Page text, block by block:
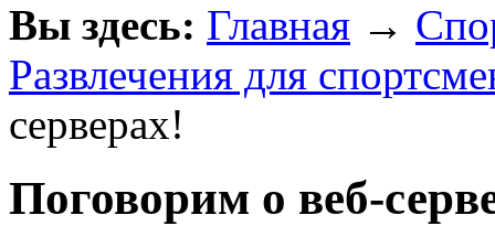
Вы здесь: Главная →
Развлечения для
серверах!
Поговорим о веб-